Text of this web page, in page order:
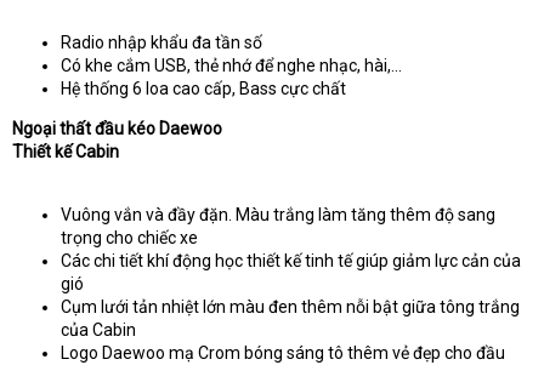
Radio nhập khẩu đa tần số
Có khe cắm USB, thẻ nhớ để nghe nhạc, hài,…
Hệ thống 6 loa cao cấp, Bass cực chất
Ngoại thất đầu kéo Daewoo
Thiết kế Cabin
Vuông vắn và đầy đặn. Màu trắng làm tăng thêm độ sang
trọng cho chiếc xe
Các chi tiết khí động học thiết kế tinh tế giúp giảm lực cản của
gió
Cụm lưới tản nhiệt lớn màu đen thêm nỗi bật giữa tông trắng
của Cabin
Logo Daewoo mạ Crom bóng sáng tô thêm vẻ đẹp cho đầu